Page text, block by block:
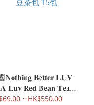
𝐍𝐨𝐭𝐡𝐢𝐧𝐠 𝐁𝐞𝐭𝐭𝐞𝐫 𝐋𝐔𝐕
𝐋𝐮𝐯 𝐑𝐞𝐝 𝐁𝐞𝐚𝐧 𝐓𝐞𝐚紅
包 15包~ HK$550.00